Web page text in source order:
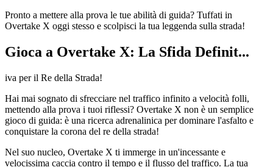
Pronto a mettere alla prova le tue abilità di guida? Tuffati in
Overtake X oggi stesso e scolpisci la tua leggenda sulla strada!
Gioca a Overtake X: La Sfida Definit...
iva per il Re della Strada!
Hai mai sognato di sfrecciare nel traffico infinito a velocità folli,
mettendo alla prova i tuoi riflessi? Overtake X non è un semplice
gioco di guida: è una ricerca adrenalinica per dominare l'asfalto e
conquistare la corona del re della strada!
Nel suo nucleo, Overtake X ti immerge in un'incessante e
velocissima caccia contro il tempo e il flusso del traffico. La tua